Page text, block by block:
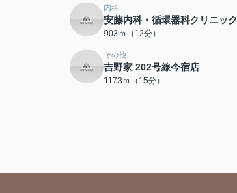
内科
安藤内科・循環器科クリニック
903ｍ（12分）
その他
吉野家 202号線今宿店
1173ｍ（15分）